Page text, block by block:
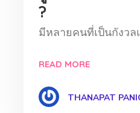
?
มีหลายคนที่เป็นกังว
READ MORE
THANAPAT